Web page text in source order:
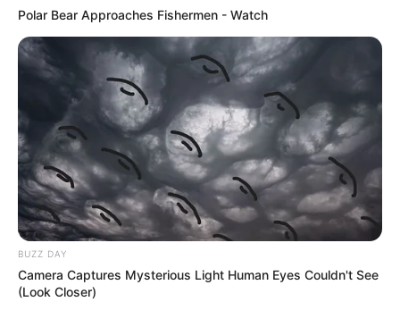
PRIX CHAMBRE DU DUC PRONOSTIC
QUINTE PMU 01-10-2024
Polar Bear Approaches Fishermen - Watch
BUZZ DAY
Camera Captures Mysterious Light Human Eyes Couldn't See
(Look Closer)